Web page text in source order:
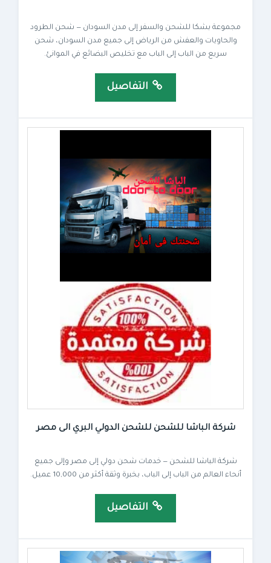
مجموعة بشكا للشحن والسفر إلى مدن السودان — شحن الطرود
والحاويات والعفش من الرياض إلى جميع مدن السودان، شحن
سريع من الباب إلى الباب مع تخليص البضائع في الموانئ.
التفاصيل
شركة الباشا للشحن للشحن الدولي البري الى مصر
شركة الباشا للشحن — خدمات شحن دولي إلى مصر وإلى جميع
أنحاء العالم من الباب إلى الباب، بخبرة وثقة أكثر من 10,000 عميل.
التفاصيل